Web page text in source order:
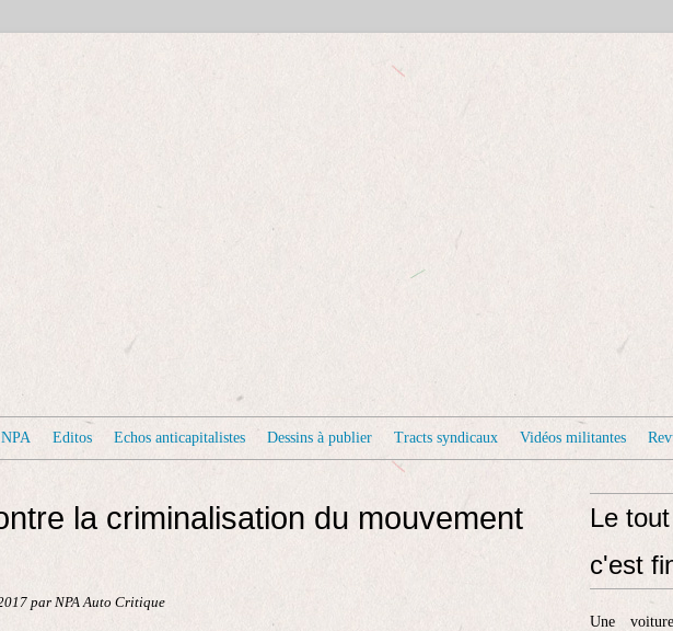
Editos Echos anticapitalistes Dessins à publier Tracts syndicaux Vidéos militantes
la criminalisation du mouvement
par NPA Auto Critique
Le
c'est
Une